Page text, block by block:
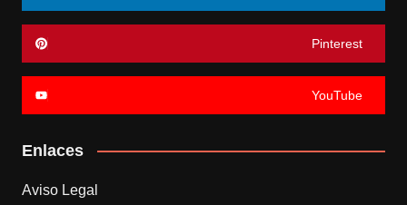
Pinterest
YouTube
Enlaces
Aviso Legal